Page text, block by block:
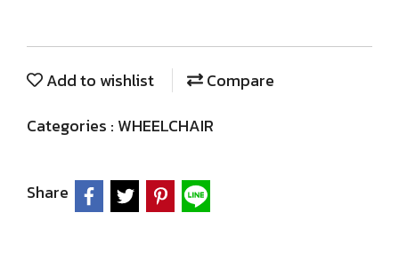
Add to wishlist
Compare
Categories : WHEELCHAIR
Share